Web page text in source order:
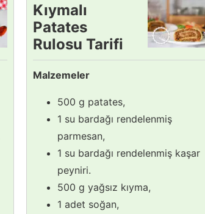
Kıymalı
Patates
Rulosu Tarifi
Malzemeler
500 g patates,
1 su bardağı rendelenmiş
parmesan,
1 su bardağı rendelenmiş kaşar
peyniri.
500 g yağsız kıyma,
1 adet soğan,